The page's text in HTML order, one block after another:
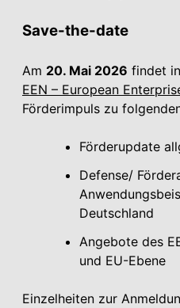
Save-the-date
Am 20. Mai 2026 findet
EEN – European
Förderimpuls zu
Förderupdate
Defense/
Deutschland
Angebote des
und EU-Ebene
Einzelheiten zur